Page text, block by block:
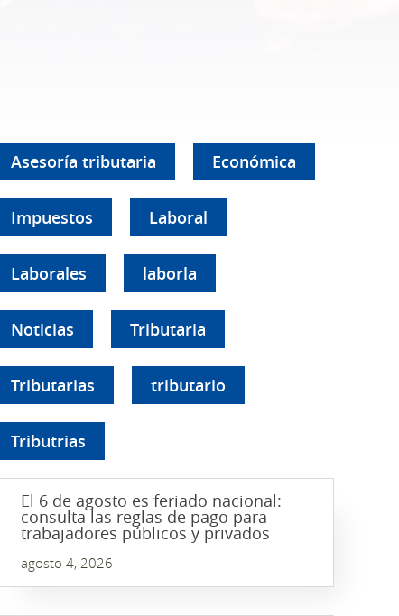
Asesoría tributaria Económica
Impuestos Laboral
Laborales laborla
Noticias Tributaria
Tributarias tributario
Tributrias
El 6 de agosto es feriado nacional:
consulta las reglas de pago para
trabajadores públicos y privados
agosto 4, 2026